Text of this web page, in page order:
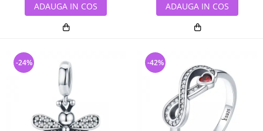
ADAUGA IN COS ADAUGA IN COS
-24% -42%